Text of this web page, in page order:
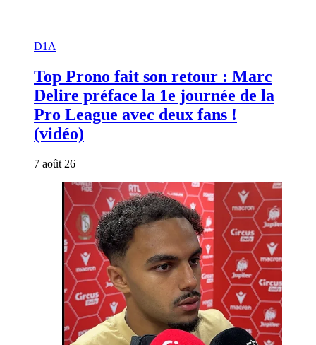
D1A
Top Prono fait son retour : Marc
Delire préface la 1e journée de la
Pro League avec deux fans !
(vidéo)
7 août 26